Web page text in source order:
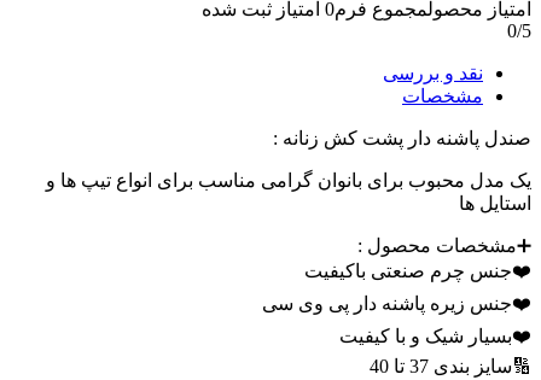
امتیاز محصولمجموع فرم0 امتیاز ثبت شده
0/5
نقد و بررسی
مشخصات
صندل پاشنه دار پشت کش زنانه :
یک مدل محبوب برای بانوان گرامی مناسب برای انواع تیپ ها و
استایل ها
➕مشخصات محصول :
❤️جنس چرم صنعتی باکیفیت
❤️جنس زیره پاشنه دار پی وی سی
❤️بسیار شیک و با کیفیت
🔢سایز بندی 37 تا 40